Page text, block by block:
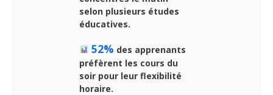
selon plusieurs études
éducatives.
52% des apprenants
préfèrent les cours du
soir pour leur flexibilité
horaire.